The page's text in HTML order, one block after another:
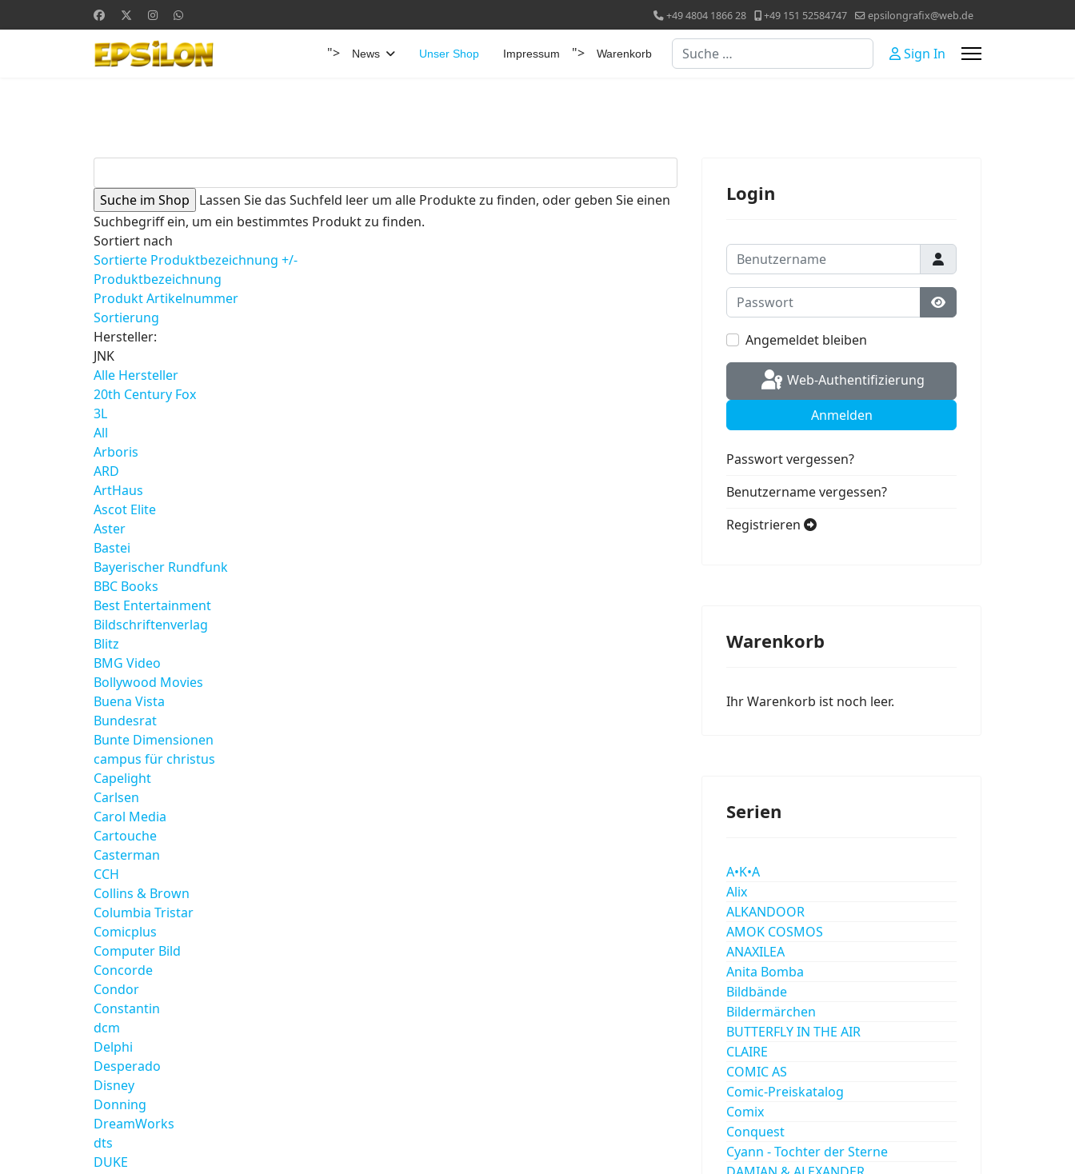
+49 4804 1866 28 +49 151 52584747 epsilongrafix@web.de
"> News Unser Shop Impressum "> Warenkorb Suchen Sign In
Lassen Sie das Suchfeld leer um alle Produkte zu finden, oder geben Sie einen
Suchbegriff ein, um ein bestimmtes Produkt zu finden.
Sortiert nach
Sortierte Produktbezeichnung +/-
Produktbezeichnung
Produkt Artikelnummer
Sortierung
Hersteller:
JNK
Alle Hersteller
20th Century Fox
3L
All
Arboris
ARD
ArtHaus
Ascot Elite
Aster
Bastei
Bayerischer Rundfunk
BBC Books
Best Entertainment
Bildschriftenverlag
Blitz
BMG Video
Bollywood Movies
Buena Vista
Bundesrat
Bunte Dimensionen
campus für christus
Capelight
Carlsen
Carol Media
Cartouche
Casterman
CCH
Collins & Brown
Columbia Tristar
Comicplus
Computer Bild
Concorde
Condor
Constantin
dcm
Delphi
Desperado
Disney
Donning
DreamWorks
dts
DUKE
Login
Benutzername
Passwort
Passwort anzeigen
Angemeldet bleiben
Web-Authentifizierung
Anmelden
Passwort vergessen?
Benutzername vergessen?
Registrieren
Warenkorb
Ihr Warenkorb ist noch leer.
Serien
A•K•A
Alix
ALKANDOOR
AMOK COSMOS
ANAXILEA
Anita Bomba
Bildbände
Bildermärchen
BUTTERFLY IN THE AIR
CLAIRE
COMIC AS
Comic-Preiskatalog
Comix
Conquest
Cyann - Tochter der Sterne